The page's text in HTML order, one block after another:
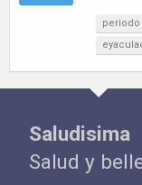
Saludisima
Salud y